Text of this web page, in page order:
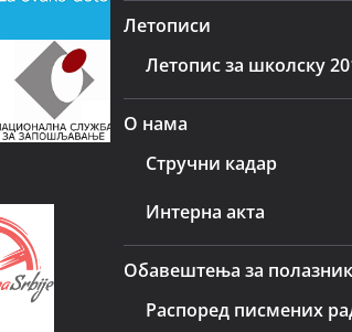
Летописи
Летопис за школску
О нама
Стручни кадар
Интерна акта
Обавештења за
Распоред писмених